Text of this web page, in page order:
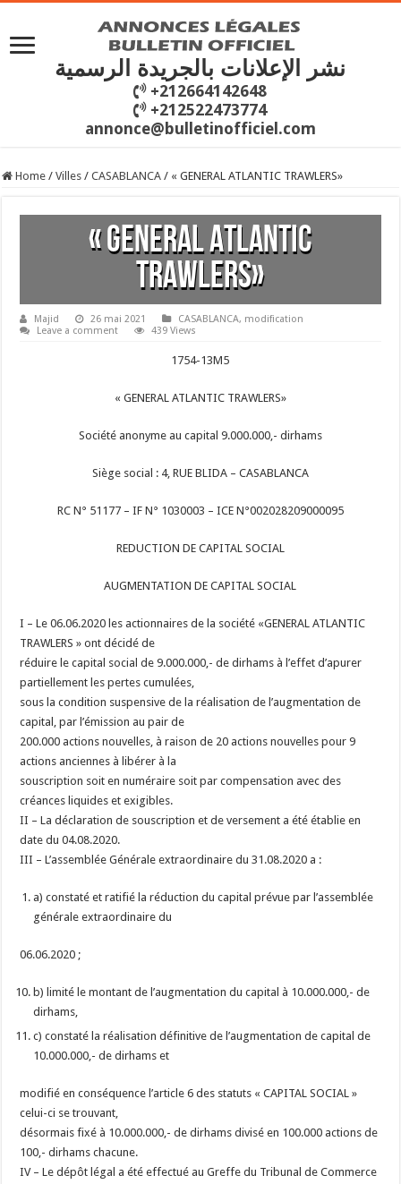
نشر الإعلانات بالجريدة الرسمية
+212664142648
+212522473774
annonce@bulletinofficiel.com
Home / Villes / CASABLANCA / « GENERAL ATLANTIC TRAWLERS»
« GENERAL ATLANTIC
TRAWLERS»
Majid 26 mai 2021 CASABLANCA, modification
Leave a comment
439 Views
1754-13M5
« GENERAL ATLANTIC TRAWLERS»
Société anonyme au capital 9.000.000,- dirhams
Siège social : 4, RUE BLIDA – CASABLANCA
RC N° 51177 – IF N° 1030003 – ICE N°002028209000095
REDUCTION DE CAPITAL SOCIAL
AUGMENTATION DE CAPITAL SOCIAL
I – Le 06.06.2020 les actionnaires de la société «GENERAL ATLANTIC
TRAWLERS » ont décidé de
réduire le capital social de 9.000.000,- de dirhams à l’effet d’apurer
partiellement les pertes cumulées,
sous la condition suspensive de la réalisation de l’augmentation de
capital, par l’émission au pair de
200.000 actions nouvelles, à raison de 20 actions nouvelles pour 9
actions anciennes à libérer à la
souscription soit en numéraire soit par compensation avec des
créances liquides et exigibles.
II – La déclaration de souscription et de versement a été établie en
date du 04.08.2020.
III – L’assemblée Générale extraordinaire du 31.08.2020 a :
a) constaté et ratifié la réduction du capital prévue par l’assemblée
générale extraordinaire du
06.06.2020 ;
b) limité le montant de l’augmentation du capital à 10.000.000,- de
dirhams,
c) constaté la réalisation définitive de l’augmentation de capital de
10.000.000,- de dirhams et
modifié en conséquence l’article 6 des statuts « CAPITAL SOCIAL »
celui-ci se trouvant,
désormais fixé à 10.000.000,- de dirhams divisé en 100.000 actions de
100,- dirhams chacune.
IV – Le dépôt légal a été effectué au Greffe du Tribunal de Commerce